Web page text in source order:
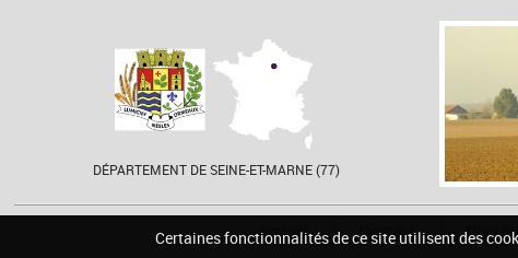
Certaines fonctionnalités de ce site utilisent des
DÉPARTEMENT DE SEINE-ET-MARNE (77)
Accueil Contact Plan